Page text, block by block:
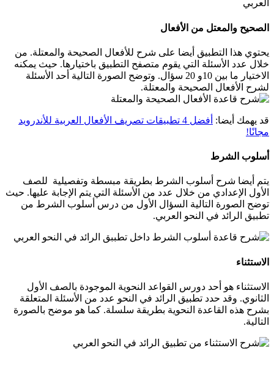
الصحيح والمعتل من الأفعال
يحتوي هذا التطبيق أيضا على شرح للأفعال الصحيحة والمعتلة. من
خلال عدد الأسئلة التي يقوم متصفح التطبيق باختيارها. حيث يمكنه
الاختيار ما بين 10و 20 سؤال. وتوضح الصورة التالية أحد الأسئلة
لشرح الأفعال الصحيحة والمعتلة.
قد يهمك أيضا:
أفضل 4 تطبيقات تصريف الأفعال العربية للأندرويد
مجانًا!
أسلوب الشرط
يتم أيضا شرح أسلوب الشرط بطريقة مبسطة وتفصيلية للصف
الأول الإعدادي من خلال عدد من الأسئلة التي يتم الإجابة عليها. حيث
توضح الصورة التالية السؤال الأول من درس أسلوب الشرط من
تطبيق الرائد في النحو العربي.
الاستثناء
الاستثناء هو أحد دورس القواعد النحوية الموجودة بالصف الأول
الثانوي. وقد حدد تطبيق الرائد في النحو عدد من الأسئلة المتعلقة
بشرح هذه القاعدة النحوية بطريقة سلسلة. كما هو موضح بالصورة
التالية.